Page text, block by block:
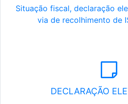
Situação fiscal, declaração
via de recolhimento de
DECLARAÇÃO